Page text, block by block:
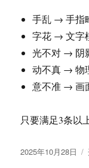
手乱 → 手指
字花 → 文字
光不对 → 阴
动不真 → 物
意不准 → 画
只要满足3条以
发
2025年10月28日